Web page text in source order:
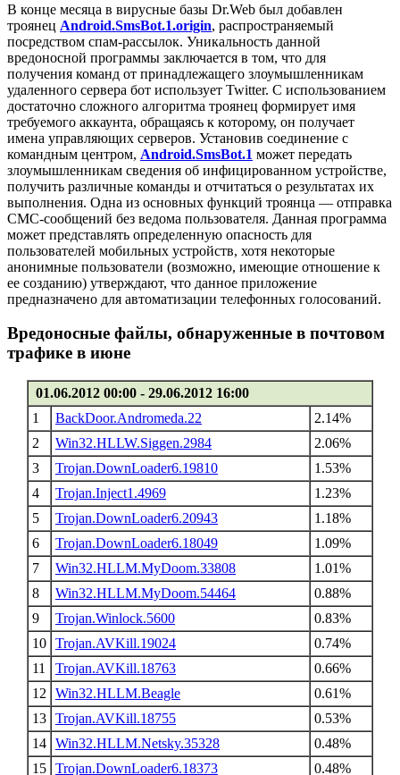
В конце месяца в вирусные базы Dr.Web был добавлен
троянец Android.SmsBot.1.origin, распространяемый
посредством спам-рассылок. Уникальность данной
вредоносной программы заключается в том, что для
получения команд от принадлежащего злоумышленникам
удаленного сервера бот использует Twitter. С использованием
достаточно сложного алгоритма троянец формирует имя
требуемого аккаунта, обращаясь к которому, он получает
имена управляющих серверов. Установив соединение с
командным центром, Android.SmsBot.1 может передать
злоумышленникам сведения об инфицированном устройстве,
получить различные команды и отчитаться о результатах их
выполнения. Одна из основных функций троянца — отправка
СМС-сообщений без ведома пользователя. Данная программа
может представлять определенную опасность для
пользователей мобильных устройств, хотя некоторые
анонимные пользователи (возможно, имеющие отношение к
ее созданию) утверждают, что данное приложение
предназначено для автоматизации телефонных голосований.
Вредоносные файлы, обнаруженные в почтовом
трафике в июне
01.06.2012 00:00 - 29.06.2012 16:00
1
BackDoor.Andromeda.22
2.14%
2
Win32.HLLW.Siggen.2984
2.06%
3
Trojan.DownLoader6.19810
1.53%
4
Trojan.Inject1.4969
1.23%
5
Trojan.DownLoader6.20943
1.18%
6
Trojan.DownLoader6.18049
1.09%
7
Win32.HLLM.MyDoom.33808
1.01%
8
Win32.HLLM.MyDoom.54464
0.88%
9
Trojan.Winlock.5600
0.83%
10 Trojan.AVKill.19024
0.74%
11
Trojan.AVKill.18763
0.66%
12
Win32.HLLM.Beagle
0.61%
13 Trojan.AVKill.18755
0.53%
14 Win32.HLLM.Netsky.35328
0.48%
15 Trojan.DownLoader6.18373
0.48%